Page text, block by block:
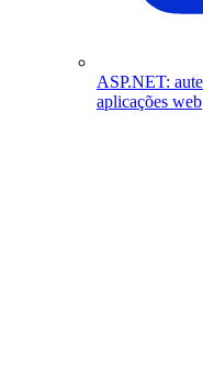
ASP.NET:
aplicações web